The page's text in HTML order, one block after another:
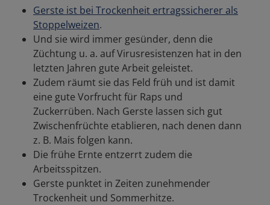
Gerste ist bei Trockenheit ertragssicherer als
Stoppelweizen.
Und sie wird immer gesünder, denn die
Züchtung u. a. auf Virusresistenzen hat in den
letzten Jahren gute Arbeit geleistet.
Zudem räumt sie das Feld früh und ist damit
eine gute Vorfrucht für Raps und
Zuckerrüben. Nach Gerste lassen sich gut
Zwischenfrüchte etablieren, nach denen dann
z. B. Mais folgen kann.
Die frühe Ernte entzerrt zudem die
Arbeitsspitzen.
Gerste punktet in Zeiten zunehmender
Trockenheit und Sommerhitze.